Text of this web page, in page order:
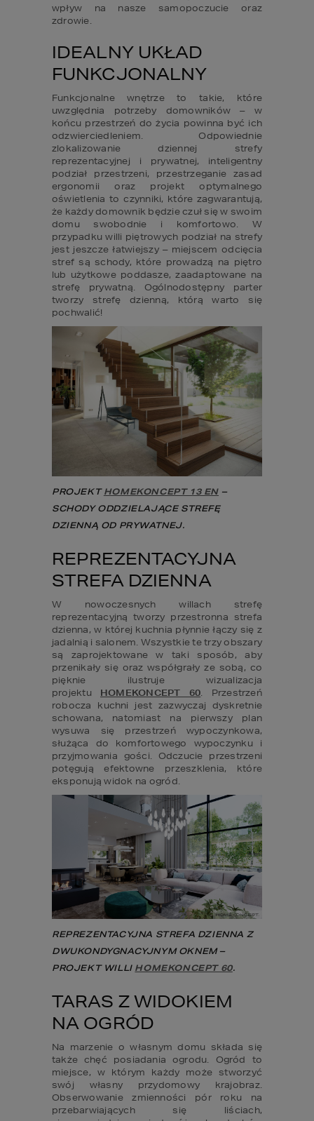
wpływ na nasze samopoczucie oraz
zdrowie.
IDEALNY UKŁAD
FUNKCJONALNY
Funkcjonalne wnętrze to takie, które
uwzględnia potrzeby domowników – w
końcu przestrzeń do życia powinna być ich
odzwierciedleniem. Odpowiednie
zlokalizowanie dziennej strefy
reprezentacyjnej i prywatnej, inteligentny
podział przestrzeni, przestrzeganie zasad
ergonomii oraz projekt optymalnego
oświetlenia to czynniki, które zagwarantują,
że każdy domownik będzie czuł się w swoim
domu swobodnie i komfortowo. W
przypadku willi piętrowych podział na strefy
jest jeszcze łatwiejszy – miejscem odcięcia
stref są schody, które prowadzą na piętro
lub użytkowe poddasze, zaadaptowane na
strefę prywatną. Ogólnodostępny parter
tworzy strefę dzienną, którą warto się
pochwalić!
PROJEKT HOMEKONCEPT 13 EN –
SCHODY ODDZIELAJĄCE STREFĘ
DZIENNĄ OD PRYWATNEJ.
REPREZENTACYJNA
STREFA DZIENNA
W nowoczesnych willach strefę
reprezentacyjną tworzy przestronna strefa
dzienna, w której kuchnia płynnie łączy się z
jadalnią i salonem. Wszystkie te trzy obszary
są zaprojektowane w taki sposób, aby
przenikały się oraz współgrały ze sobą, co
pięknie ilustruje wizualizacja
projektu HOMEKONCEPT 60. Przestrzeń
robocza kuchni jest zazwyczaj dyskretnie
schowana, natomiast na pierwszy plan
wysuwa się przestrzeń wypoczynkowa,
służąca do komfortowego wypoczynku i
przyjmowania gości. Odczucie przestrzeni
potęgują efektowne przeszklenia, które
eksponują widok na ogród.
REPREZENTACYJNA STREFA DZIENNA Z
DWUKONDYGNACYJNYM OKNEM –
PROJEKT WILLI HOMEKONCEPT 60.
TARAS Z WIDOKIEM
NA OGRÓD
Na marzenie o własnym domu składa się
także chęć posiadania ogrodu. Ogród to
miejsce, w którym każdy może stworzyć
swój własny przydomowy krajobraz.
Obserwowanie zmienności pór roku na
przebarwiających się liściach,